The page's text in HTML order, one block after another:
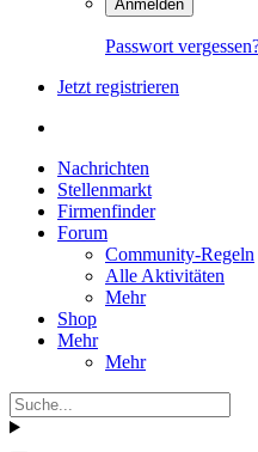
Anmelden
Passwort
Jetzt registrieren
Nachrichten
Stellenmarkt
Firmenfinder
Forum
Community-Regeln
Alle Aktivitäten
Mehr
Shop
Mehr
Mehr